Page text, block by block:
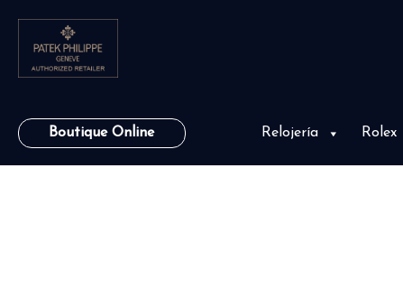
Boutique Online Relojería Rolex